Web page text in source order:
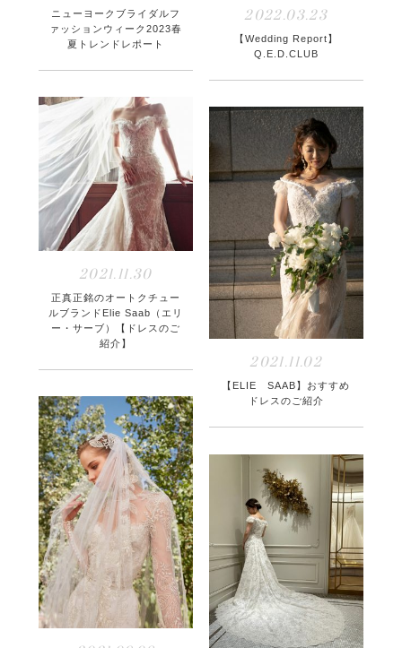
ニューヨークブライダルフ
ァッションウィーク2023春
夏トレンドレポート
2022.03.23
【Wedding Report】
Q.E.D.CLUB
2021.11.30
正真正銘のオートクチュー
ルブランドElie Saab（エリ
ー・サーブ）【ドレスのご
紹介】
2021.11.02
【ELIE SAAB】おすすめ
ドレスのご紹介